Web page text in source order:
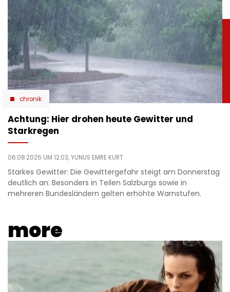
chronik
Achtung: Hier drohen heute Gewitter und
Starkregen
06.08.2026 UM 12:03,YUNUS EMRE KURT
Starkes Gewitter: Die Gewittergefahr steigt am Donnerstag
deutlich an. Besonders in Teilen Salzburgs sowie in
mehreren Bundesländern gelten erhöhte Warnstufen.
more